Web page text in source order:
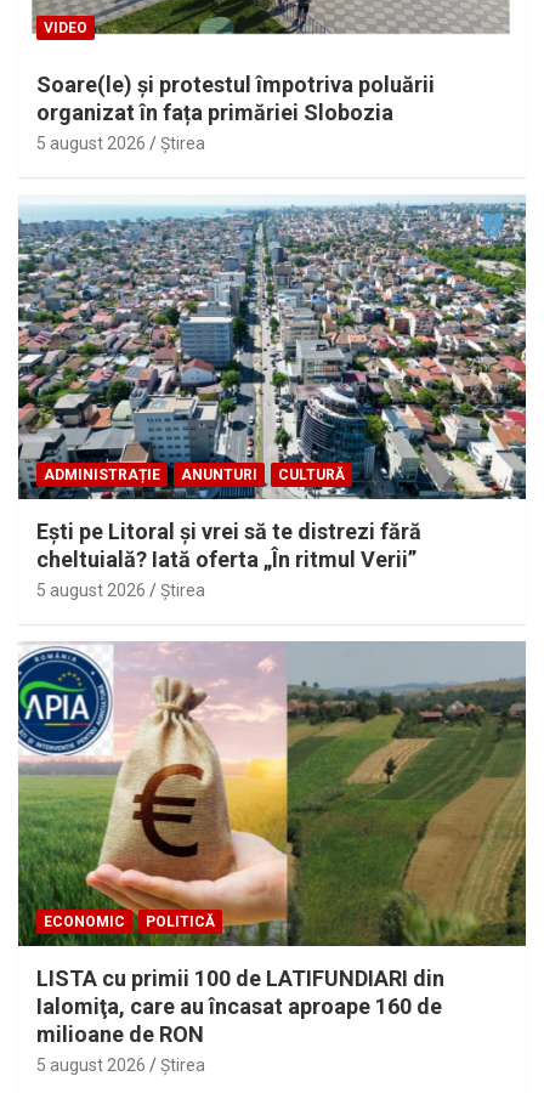
VIDEO
Soare(le) și protestul împotriva poluării
organizat în fața primăriei Slobozia
5 august 2026 Ştirea
ADMINISTRAȚIE ANUNTURI CULTURĂ
Eşti pe Litoral şi vrei să te distrezi fără
cheltuială? Iată oferta „În ritmul Verii”
5 august 2026 Ştirea
ECONOMIC POLITICĂ
LISTA cu primii 100 de LATIFUNDIARI din
Ialomiţa, care au încasat aproape 160 de
milioane de RON
5 august 2026 Ştirea